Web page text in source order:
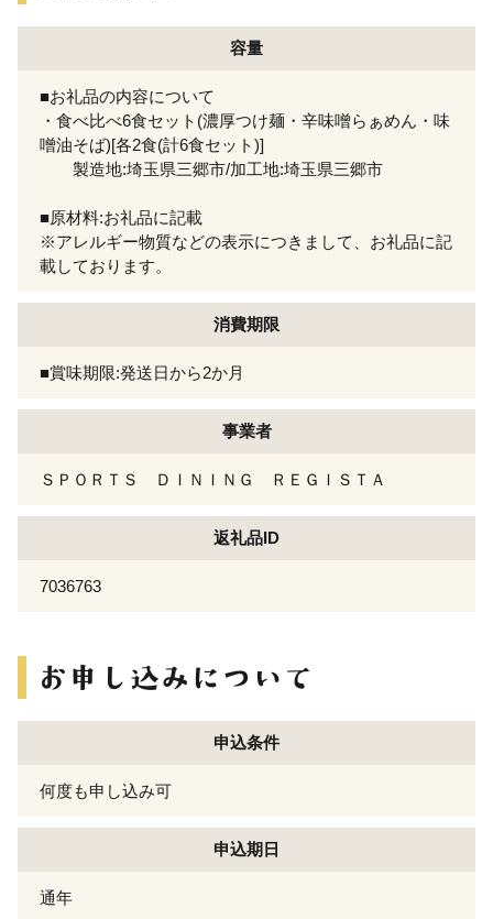
容量
■お礼品の内容について
・食べ比べ6食セット(濃厚つけ麺・辛味噌らぁめん・味
噌油そば)[各2食(計6食セット)]
製造地:埼玉県三郷市/加工地:埼玉県三郷市
■原材料:お礼品に記載
※アレルギー物質などの表示につきまして、お礼品に記
載しております。
消費期限
■賞味期限:発送日から2か月
事業者
ＳＰＯＲＴＳ ＤＩＮＩＮＧ ＲＥＧＩＳＴＡ
返礼品ID
7036763
申込条件
何度も申し込み可
申込期日
通年